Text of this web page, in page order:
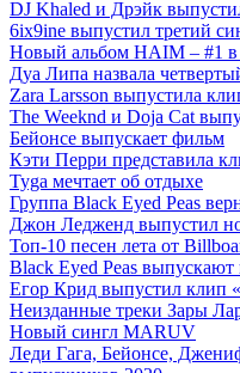
DJ Khaled и Дрэйк
6ix9ine выпустил третий
Новый альбом HAIM – #1 в
Дуа Липа назвала
Zara Larsson выпустила
The Weeknd и Doja Cat
Бейонсе выпускает фильм
Кэти Перри представила
Tyga мечтает об отдыхе
Группа Black Eyed Peas
Джон Ледженд выпустил
Топ-10 песен лета от
Black Eyed Peas
Егор Крид выпустил клип
Неизданные треки Зары
Новый сингл MARUV
Леди Гага, Бейонсе,